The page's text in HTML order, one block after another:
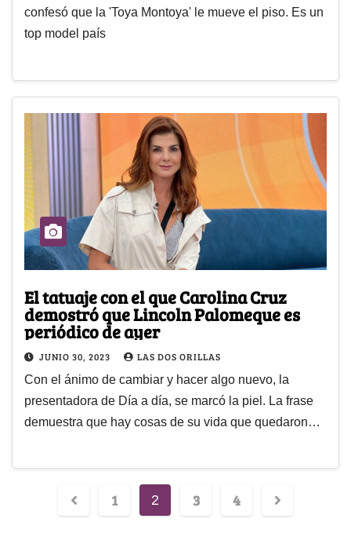
confesó que la 'Toya Montoya' le mueve el piso. Es un
top model país
El tatuaje con el que Carolina Cruz
demostró que Lincoln Palomeque es
periódico de ayer
JUNIO 30, 2023 LAS DOS ORILLAS
Con el ánimo de cambiar y hacer algo nuevo, la
presentadora de Día a día, se marcó la piel. La frase
demuestra que hay cosas de su vida que quedaron…
1 2 3 4